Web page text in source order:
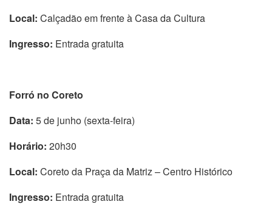
Local: Calçadão em frente à Casa da Cultura
Ingresso: Entrada gratuita
Forró no Coreto
Data: 5 de junho (sexta-feira)
Horário: 20h30
Local: Coreto da Praça da Matriz – Centro Histórico
Ingresso: Entrada gratuita